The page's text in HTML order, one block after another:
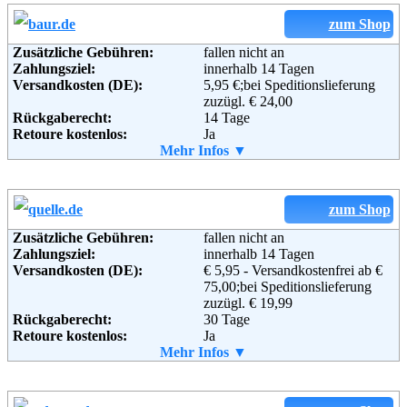
Weitere Zahlungsmethoden:
Adresse:
Otto GmbH & Co KG
Wandsbeker Straße 3-7
22172 Hamburg
Telefon:
+49 (0)40 - 6461 - 0
Fax:
+49 (0)40 - 6461 - 8571
service@otto.de
Weiterführende
Informationen:
Blog,AGB
zum Shop
Zusätzliche Gebühren:
fallen nicht an
Zahlungsziel:
innerhalb 14 Tagen
Versandkosten (DE):
5,95 €;bei Speditionslieferung
zuzügl. € 24,00
Rückgaberecht:
14 Tage
Retoure kostenlos:
Ja
im Paket enthalten
Weitere Zahlungsmethoden:
Adresse:
Baur Versand (GmbH & Co KG)
Bahnhofstraße 10
96222 Burgkunstadt
+49 (0)180-530 50 50
Fax:
+49 (0)9572-91 22 55
Email:
service@baur.de
Mehr Infos ▼
zum Shop
Zusätzliche Gebühren:
fallen nicht an
Zahlungsziel:
innerhalb 14 Tagen
Versandkosten (DE):
€ 5,95 - Versandkostenfrei ab €
75,00;bei Speditionslieferung
zuzügl. € 19,99
Rückgaberecht:
30 Tage
Retoure kostenlos:
Ja
im Paket enthalten
Weitere Zahlungsmethoden:
Mehr Infos ▼